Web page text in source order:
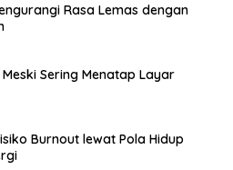
Rasa Lemas dengan
Sering Menatap Layar
Burnout lewat Pola Hidup